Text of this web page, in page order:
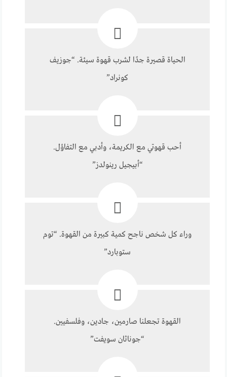
الحياة قصيرة جدًا لشرب قهوة سيئة. “جوزيف
كونراد”
أحب قهوتي مع الكريمة، وأدبي مع التفاؤل.
“أبيجيل رينولدز”
وراء كل شخص ناجح كمية كبيرة من القهوة. “توم
ستوبارد”
القهوة تجعلنا صارمين، جادين، وفلسفيين.
“جوناثان سويفت”